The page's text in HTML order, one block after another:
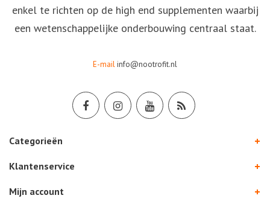
enkel te richten op de high end supplementen waarbij
een wetenschappelijke onderbouwing centraal staat.
E-mailinfo@nootrofit.nl
Categorieën
Klantenservice
Mijn account